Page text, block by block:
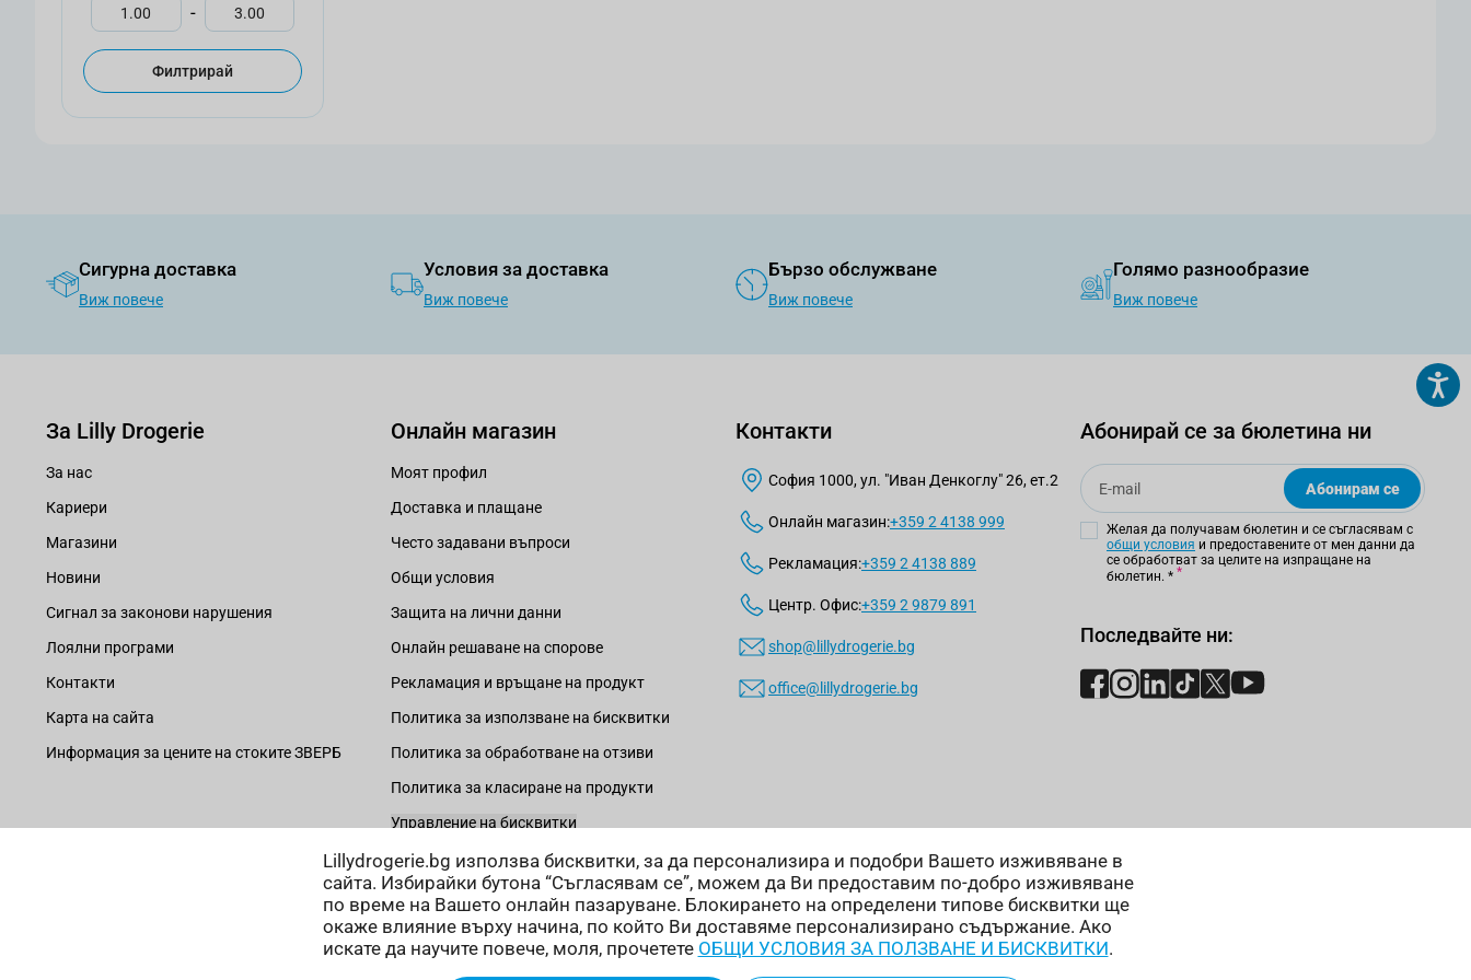
Lillydrogerie.bg използва бисквитки, за да персонализира и подобри Вашето изживяване в
сайта. Избирайки бутона “Съгласявам се”, можем да Ви предоставим по-добро изживяване
по време на Вашето онлайн пазаруване. Блокирането на определени типове бисквитки ще
окаже влияние върху начина, по който Ви доставяме персонализирано съдържание. Ако
искате да научите повече, моля, прочетете ОБЩИ УСЛОВИЯ ЗА ПОЛЗВАНЕ И БИСКВИТКИ.
-
Филтрирай
Сигурна доставка
Виж повече
Условия за доставка
Виж повече
Бързо обслужване
Виж повече
Голямо разнообразие
Виж повече
За Lilly Drogerie
За нас
Кариери
Магазини
Новини
Сигнал за законови нарушения
Лоялни програми
Контакти
Карта на сайта
Информация за цените на стоките ЗВЕРБ
Онлайн магазин
Моят профил
Доставка и плащане
Често задавани въпроси
Общи условия
Защита на лични данни
Онлайн решаване на спорове
Рекламация и връщане на продукт
Политика за използване на бисквитки
Политика за обработване на отзиви
Политика за класиране на продукти
Управление на бисквитки
Контакти
София 1000, ул. "Иван Денкоглу" 26, ет.2
Онлайн магазин:+359 2 4138 999
Рекламация:+359 2 4138 889
Центр. Офис:+359 2 9879 891
shop@lillydrogerie.bg
office@lillydrogerie.bg
Абонирай се за бюлетина ни
Email
Абонирам се
Желая да получавам бюлетин и се съгласявам с
общи условия и предоставените от мен данни да
се обработват за целите на изпращане на
бюлетин. *
Последвайте ни:
Начини на доставка: